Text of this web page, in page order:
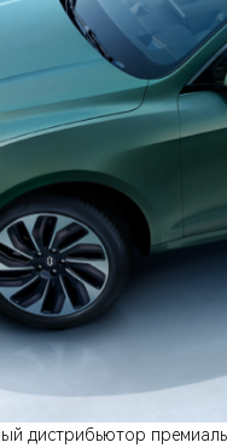
дистрибьютор